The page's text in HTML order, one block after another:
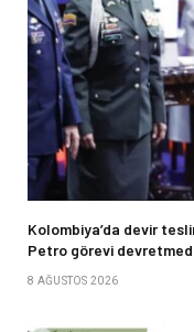
Kolombiya’da devir
Petro görevi
8 AĞUSTOS 2026